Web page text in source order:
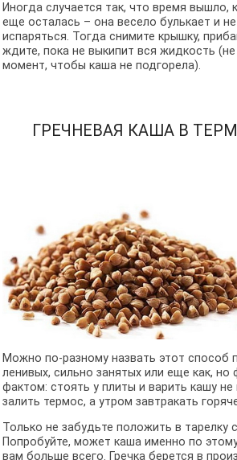
Иногда случается так, что время вышло,
еще осталась – она весело булькает и
испаряться. Тогда снимите крышку,
ждите, пока не выкипит вся жидкость (не
момент, чтобы каша не подгорела).
ГРЕЧНЕВАЯ КАША В
Можно по-разному назвать этот способ
ленивых, сильно занятых или еще как, но
фактом: стоять у плиты и варить кашу
залить термос, а утром завтракать
Только не забудьте положить в тарелку
Попробуйте, может каша именно по
вам больше всего. Гречка берется в